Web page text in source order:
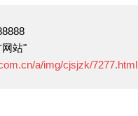
站"
a/img/cjsjzk/7277.html